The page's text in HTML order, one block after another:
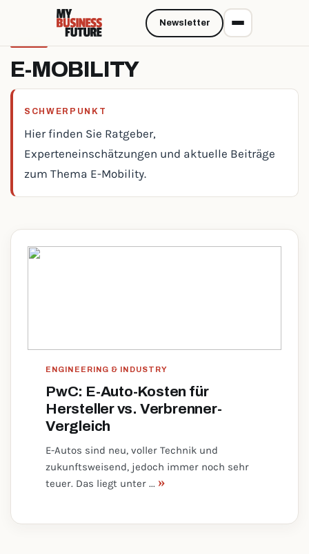
E-MOBILITY
SCHWERPUNKT
Hier finden Sie Ratgeber,
Experteneinschätzungen und aktuelle Beiträge
zum Thema E-Mobility.
ENGINEERING & INDUSTRY
PwC: E-Auto-Kosten für
Hersteller vs. Verbrenner-
Vergleich
E-Autos sind neu, voller Technik und
zukunftsweisend, jedoch immer noch sehr
teuer. Das liegt unter ... »
Newsletter